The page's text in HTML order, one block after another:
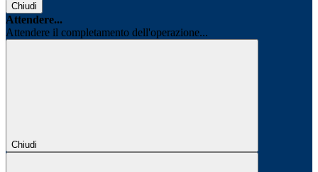
Chiudi
Attendere...
Attendere il completamento dell'operazione...
Chiudi